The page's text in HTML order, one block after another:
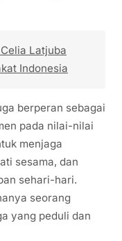
Latjuba
Indonesia
berperan sebagai
pada nilai-nilai
menjaga
sesama, dan
sehari-hari.
seorang
yang peduli dan